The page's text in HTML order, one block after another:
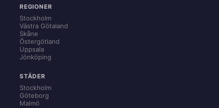
REGIONER
Stockholm
Västra Götaland
Skåne
Östergötland
Uppsala
Jönköping
STÄDER
Stockholm
Göteborg
Malmö